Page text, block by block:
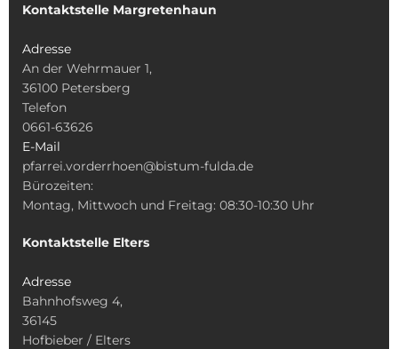
Kontaktstelle Margretenhaun
Adresse
An der Wehrmauer 1,
36100 Petersberg
Telefon
0661-63626
E-Mail
pfarrei.vorderrhoen@bistum-fulda.de
Bürozeiten:
Montag, Mittwoch und Freitag: 08:30-10:30 Uhr
Kontaktstelle Elters
Adresse
Bahnhofsweg 4,
36145
Hofbieber / Elters